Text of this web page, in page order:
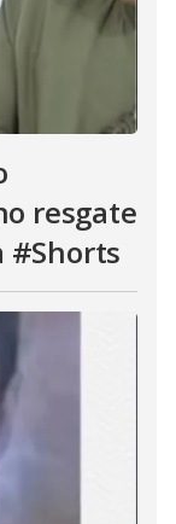
resgate
#Shorts